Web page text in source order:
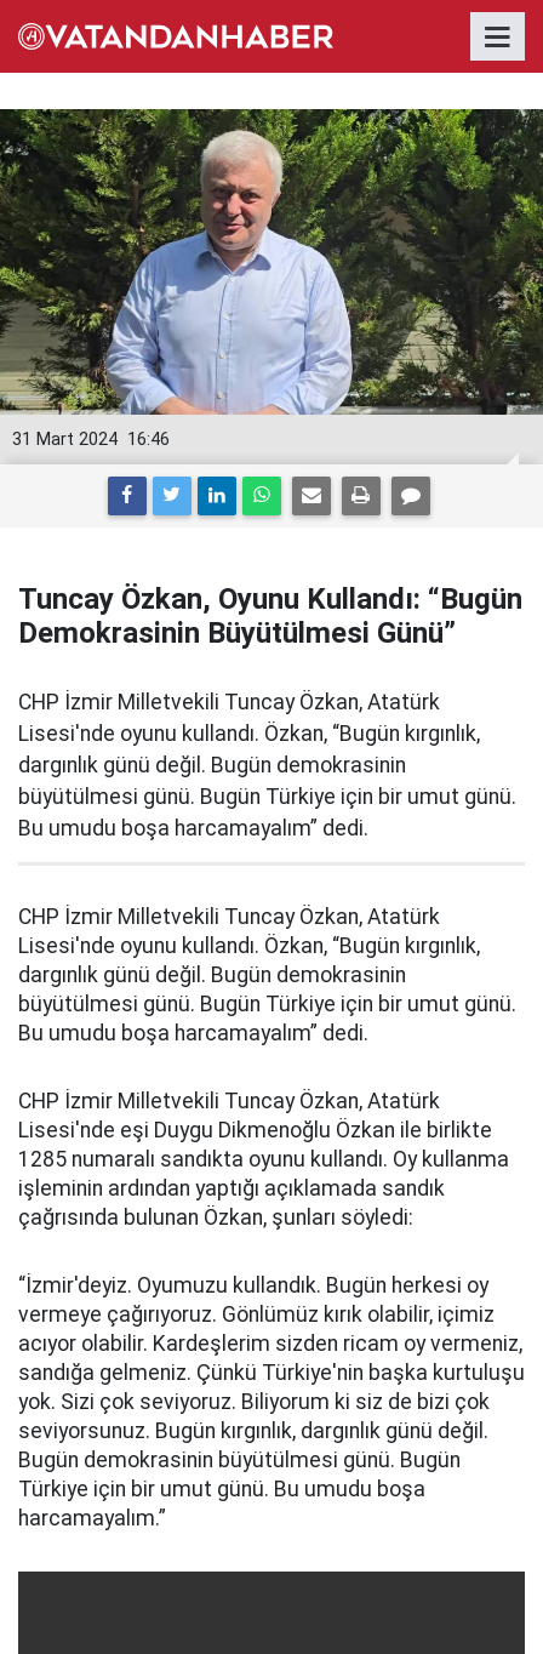
16:46
31 Mart 2024
Tuncay Özkan, Oyunu Kullandı: “Bugün
Demokrasinin Büyütülmesi Günü”
CHP İzmir Milletvekili Tuncay Özkan, Atatürk
Lisesi'nde oyunu kullandı. Özkan, “Bugün kırgınlık,
dargınlık günü değil. Bugün demokrasinin
büyütülmesi günü. Bugün Türkiye için bir umut günü.
Bu umudu boşa harcamayalım” dedi.
CHP İzmir Milletvekili Tuncay Özkan, Atatürk
Lisesi'nde oyunu kullandı. Özkan, “Bugün kırgınlık,
dargınlık günü değil. Bugün demokrasinin
büyütülmesi günü. Bugün Türkiye için bir umut günü.
Bu umudu boşa harcamayalım” dedi.
CHP İzmir Milletvekili Tuncay Özkan, Atatürk
Lisesi'nde eşi Duygu Dikmenoğlu Özkan ile birlikte
1285 numaralı sandıkta oyunu kullandı. Oy kullanma
işleminin ardından yaptığı açıklamada sandık
çağrısında bulunan Özkan, şunları söyledi:
“İzmir'deyiz. Oyumuzu kullandık. Bugün herkesi oy
vermeye çağırıyoruz. Gönlümüz kırık olabilir, içimiz
acıyor olabilir. Kardeşlerim sizden ricam oy vermeniz,
sandığa gelmeniz. Çünkü Türkiye'nin başka kurtuluşu
yok. Sizi çok seviyoruz. Biliyorum ki siz de bizi çok
seviyorsunuz. Bugün kırgınlık, dargınlık günü değil.
Bugün demokrasinin büyütülmesi günü. Bugün
Türkiye için bir umut günü. Bu umudu boşa
harcamayalım.”